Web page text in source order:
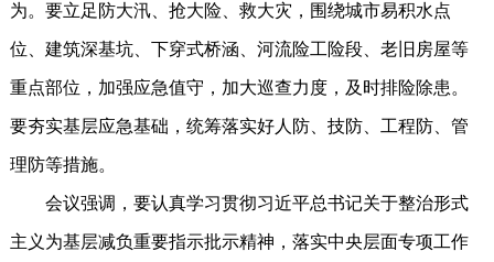
为。要立足防大汛、抢大险、救大灾，围绕城市易积水点
位、建筑深基坑、下穿式桥涵、河流险工险段、老旧房屋等
重点部位，加强应急值守，加大巡查力度，及时排险除患。
要夯实基层应急基础，统筹落实好人防、技防、工程防、管
理防等措施。
会议强调，要认真学习贯彻习近平总书记关于整治形式
主义为基层减负重要指示批示精神，落实中央层面专项工作